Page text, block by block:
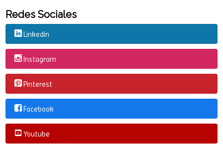
Redes Sociales
Linkedin
Instagram
Pinterest
Facebook
Youtube